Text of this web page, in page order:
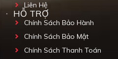
Liên Hệ
HỖ TRỢ
Chính Sách Bảo Hành
Chính Sách Bảo Mật
Chính Sách Thanh Toán